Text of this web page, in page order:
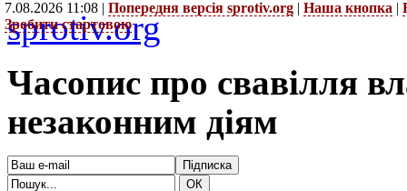
7.08.2026 11:08 | Попередня версія sprotiv.org | Наша кнопка |
Зробити стартовою
sprotiv.org
Часопис про свавілля
незаконним діям